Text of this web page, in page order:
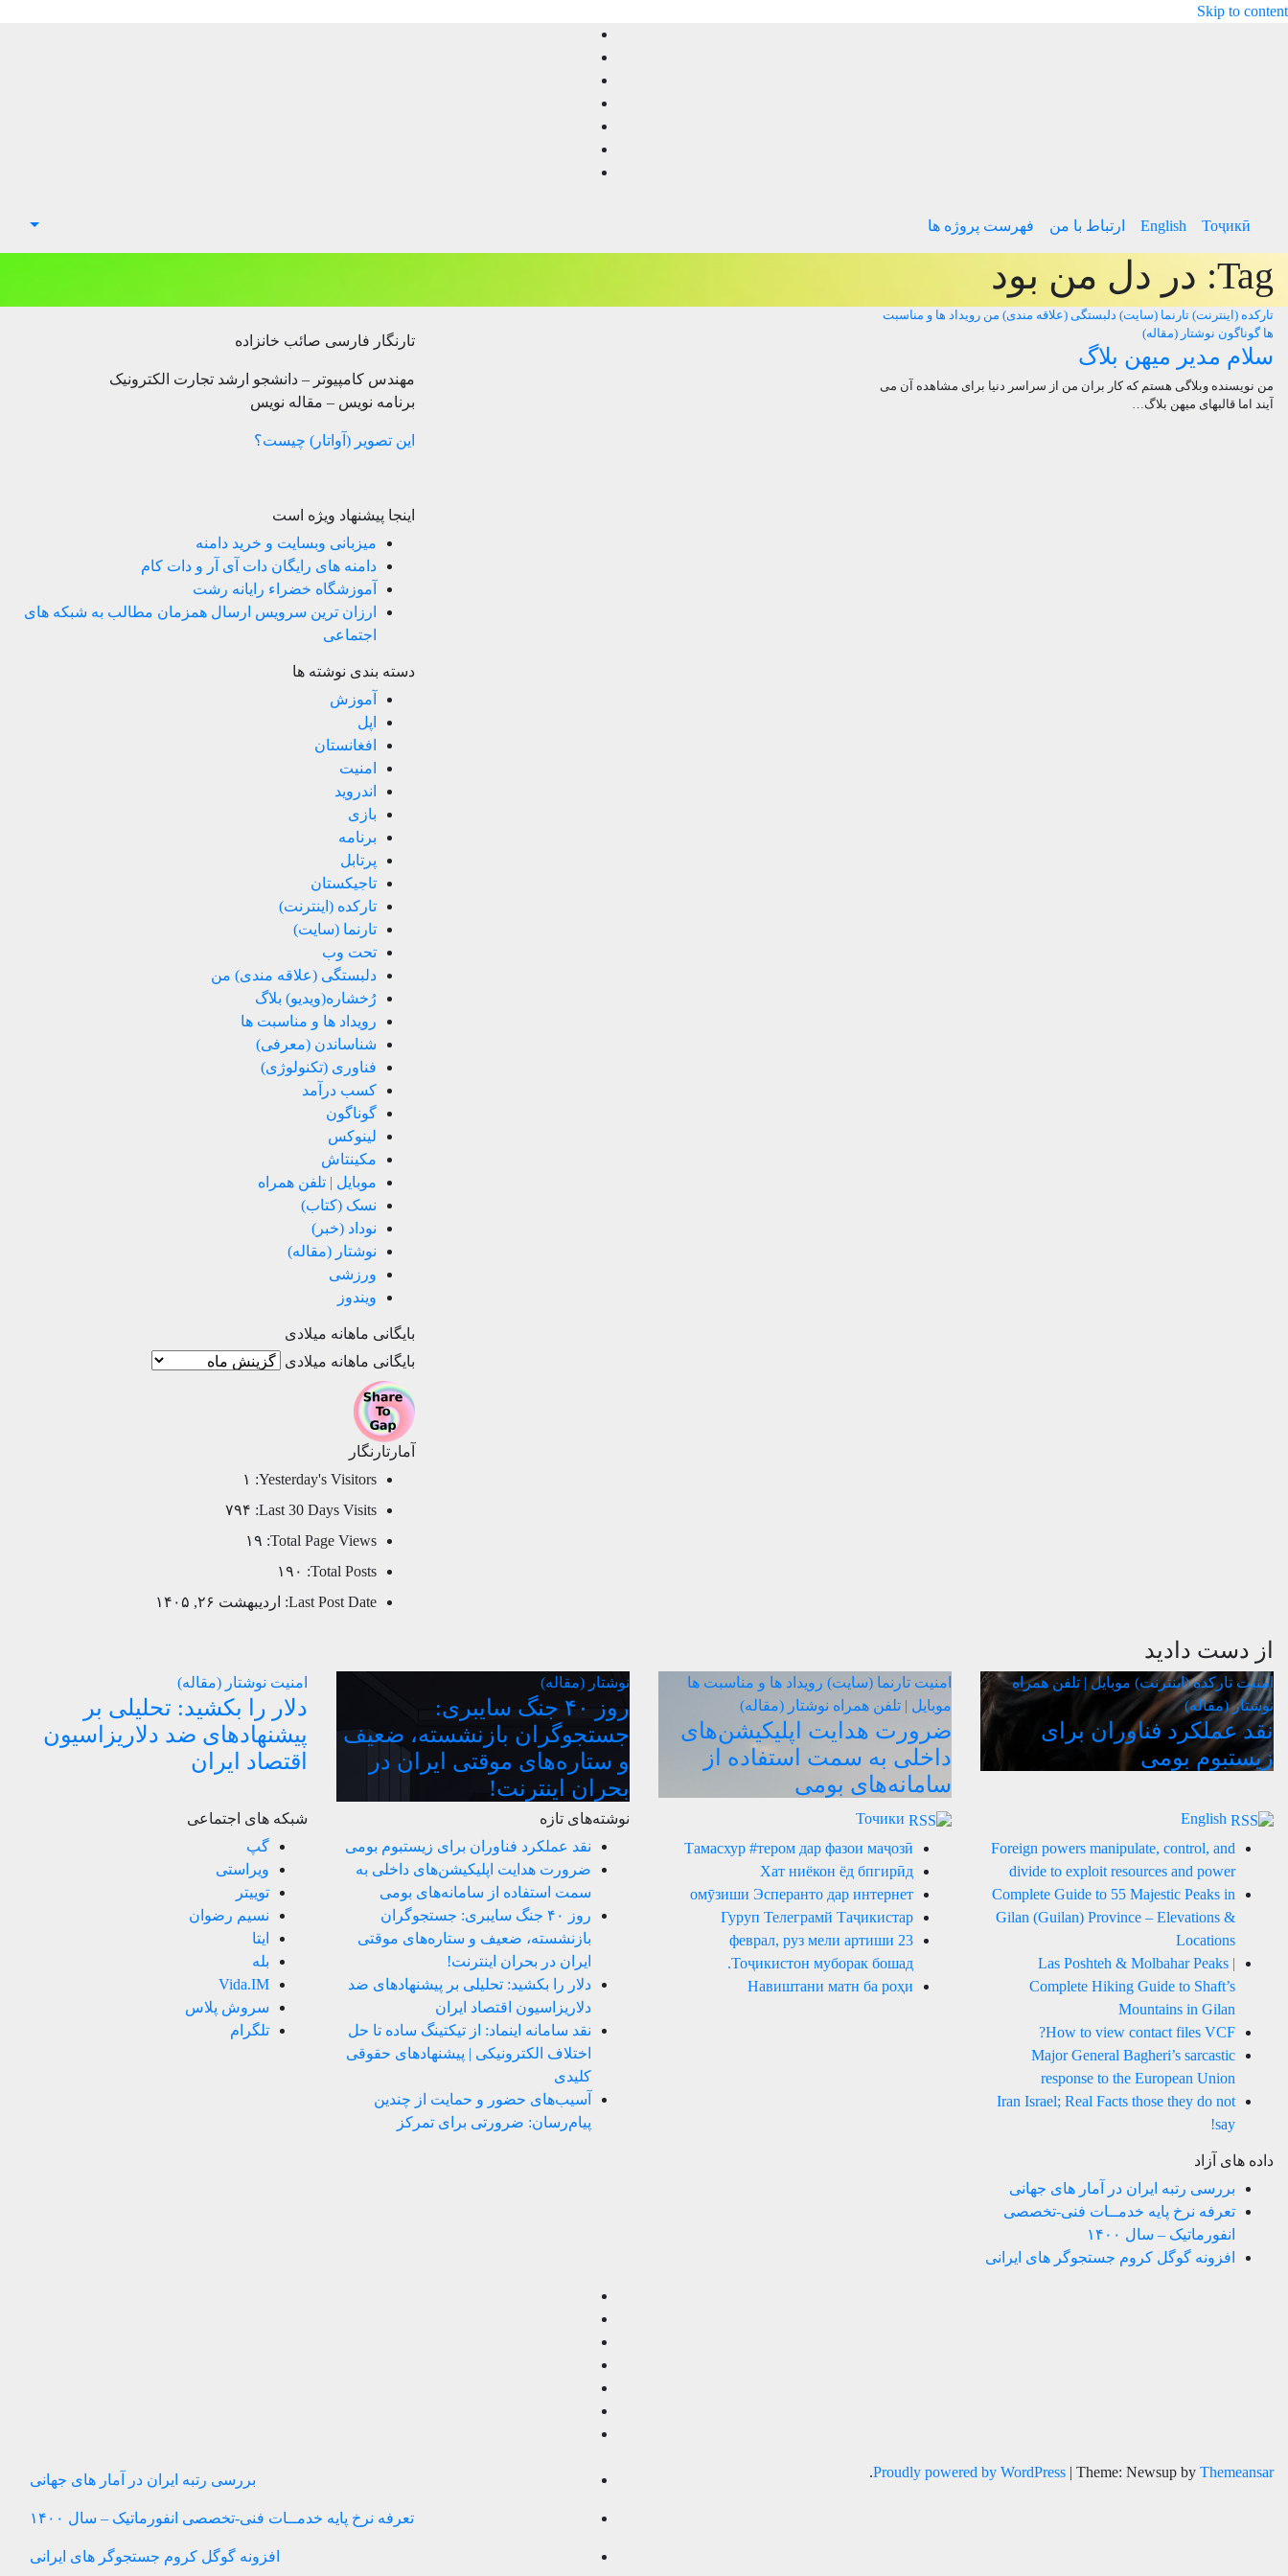
Skip to content
Тоҷикӣ
English ارتباط با من فهرست پروژه ها
Tag: در دل من بود
تارکده (اینترنت) تارنما (سایت) دلبستگی (علاقه مندی) من رویداد ها و مناسبت
ها گوناگون نوشتار (مقاله)
سلام مدیر میهن بلاگ
من نویسنده وبلاگی هستم که کار بران من از سراسر دنیا برای مشاهده آن می
آیند اما قالبهای میهن بلاگ…
تارنگار فارسی صائب خانزاده
مهندس کامپیوتر – دانشجو ارشد تجارت الکترونیک
برنامه نویس – مقاله نویس
این تصویر (آواتار) چیست؟
اینجا پیشنهاد ویژه است
میزبانی وبسایت و خرید دامنه
دامنه های رایگان دات آی آر و دات کام
آموزشگاه خضراء رایانه رشت
ارزان ترین سرویس ارسال همزمان مطالب به شبکه های
اجتماعی
دسته بندی نوشته ها
آموزش
اپل
افغانستان
امنیت
اندروید
بازی
برنامه
پرتابل
تاجیکستان
تارکده (اینترنت)
تارنما (سایت)
تحت وب
دلبستگی (علاقه مندی) من
رُخشاره(ویدیو) بلاگ
رویداد ها و مناسبت ها
شناساندن (معرفی)
فناوری (تکنولوژی)
کسب درآمد
گوناگون
لینوکس
مکینتاش
موبایل | تلفن همراه
نسک (کتاب)
نوداد (خبر)
نوشتار (مقاله)
ورزشی
ویندوز
بایگانی ماهانه میلادی
بایگانی ماهانه میلادی
آمارتارنگار
Yesterday's Visitors:
۱
Last 30 Days Visits: ۷۹۴
Total Page Views: ۱۹
Total Posts:
۱۹۰
Last Post Date:
اردیبهشت ۲۶, ۱۴۰۵
از دست دادید
امنیت تارکده (اینترنت) موبایل | تلفن همراه
نوشتار (مقاله)
نقد عملکرد فناوران برای
زیستبوم بومی
امنیت تارنما (سایت) رویداد ها و مناسبت ها
موبایل | تلفن همراه نوشتار (مقاله)
ضرورت هدایت اپلیکیشن‌های
داخلی به سمت استفاده از
سامانه‌های بومی
نوشتار (مقاله)
روز ۴۰ جنگ سایبری:
جستجوگران بازنشسته، ضعیف
و ستاره‌های موقتی ایران در
بحران اینترنت!
امنیت نوشتار (مقاله)
دلار را بکشید: تحلیلی بر
پیشنهادهای ضد دلاریزاسیون
اقتصاد ایران
English
Foreign powers manipulate, control, and
divide to exploit resources and power
Complete Guide to 55 Majestic Peaks in
Gilan (Guilan) Province – Elevations &
Locations
Las Poshteh & Molbahar Peaks |
Complete Hiking Guide to Shaft’s
Mountains in Gilan
How to view contact files VCF?
Major General Bagheri’s sarcastic
response to the European Union
Iran Israel; Real Facts those they do not
say!
Точики
Тамасхур #тером дар фазои маҷозӣ
Хат ниёкон ёд бпгирӣд
омӯзиши Эсперанто дар интернет
Гуруп Телеграмй Таҷикистар
23 феврал, руз мели артиши
Тоҷикистон муборак бошад.
Навиштани матн ба роҳи
نوشته‌های تازه
نقد عملکرد فناوران برای زیستبوم بومی
ضرورت هدایت اپلیکیشن‌های داخلی به
سمت استفاده از سامانه‌های بومی
روز ۴۰ جنگ سایبری: جستجوگران
بازنشسته، ضعیف و ستاره‌های موقتی
ایران در بحران اینترنت!
دلار را بکشید: تحلیلی بر پیشنهادهای ضد
دلاریزاسیون اقتصاد ایران
نقد سامانه اینماد: از تیکتینگ ساده تا حل
اختلاف الکترونیکی | پیشنهادهای حقوقی
کلیدی
آسیب‌های حضور و حمایت از چندین
پیام‌رسان: ضرورتی برای تمرکز
شبکه های اجتماعی
گپ
ویراستی
توییتر
نسیم رضوان
ایتا
بله
Vida.IM
سروش پلاس
تلگرام
داده های آزاد
بررسی رتبه ایران در آمار های جهانی
تعرفه نرخ پایه خدمــات فنی-تخصصی
انفورماتیک – سال ۱۴۰۰
افزونه گوگل کروم جستجوگر های ایرانی
Proudly powered by WordPress | Theme: Newsup by Themeansar
. بررسی رتبه ایران در آمار های جهانی
تعرفه نرخ پایه خدمــات فنی-تخصصی انفورماتیک – سال ۱۴۰۰
افزونه گوگل کروم جستجوگر های ایرانی